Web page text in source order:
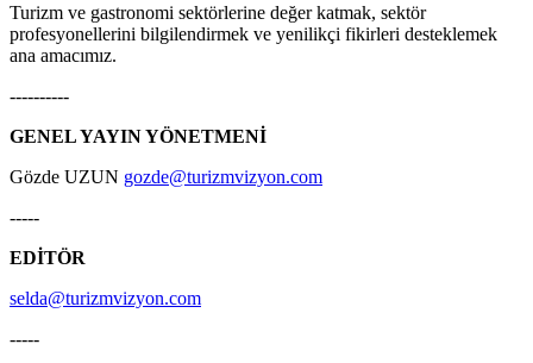
Turizm ve gastronomi sektörlerine değer katmak, sektör
profesyonellerini bilgilendirmek ve yenilikçi fikirleri desteklemek
ana amacımız.
----------
GENEL YAYIN YÖNETMENİ
Gözde UZUN gozde@turizmvizyon.com
-----
EDİTÖR
selda@turizmvizyon.com
-----